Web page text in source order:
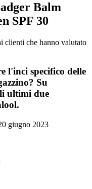
Balm
SPF 30
clienti che hanno valutato
l'inci specifico delle
Su
ultimi due
giugno 2023